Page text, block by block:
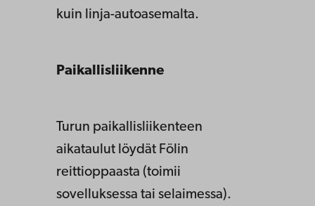
kuin linja-autoasemalta.
Paikallisliikenne
Turun paikallisliikenteen
aikataulut löydät Fölin
reittioppaasta (toimii
sovelluksessa tai selaimessa).